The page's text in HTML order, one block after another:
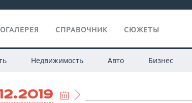
СПРАВОЧНИК СЮЖЕТЫ
Недвижимость Авто Бизнес